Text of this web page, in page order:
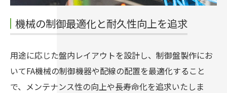
機械の制御最適化と耐久性向上を追求
用途に応じた盤内レイアウトを設計し、制御盤製作にお
いてFA機械の制御機器や配線の配置を最適化すること
で、メンテナンス性の向上や長寿命化を追求いたしま